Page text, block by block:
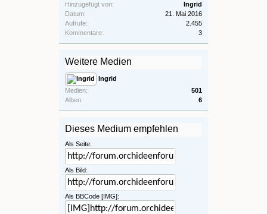
Hinzugefügt von:
Ingrid
Datum:
21. Mai 2016
Aufrufe:
2.455
Kommentare:
3
Weitere Medien
Ingrid
Medien:
501
Alben:
6
Dieses Medium empfehlen
Als Seite:
Als Bild:
Als BBCode [IMG]: